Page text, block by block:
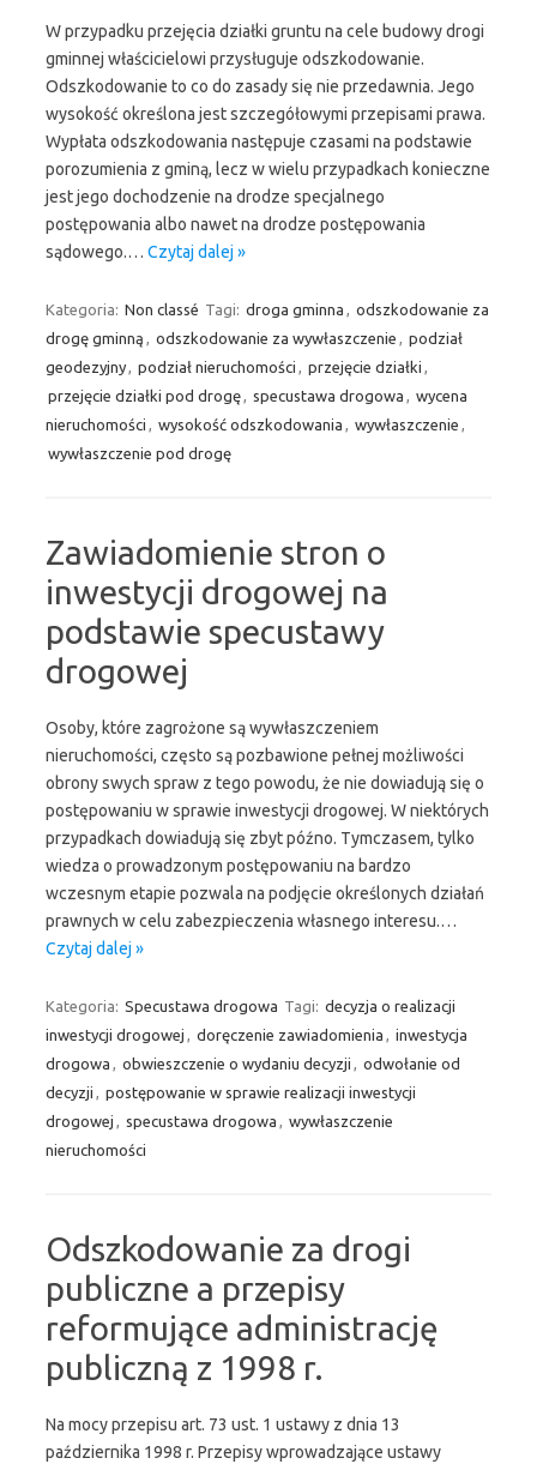
W przypadku przejęcia działki gruntu na cele budowy drogi
gminnej właścicielowi przysługuje odszkodowanie.
Odszkodowanie to co do zasady się nie przedawnia. Jego
wysokość określona jest szczegółowymi przepisami prawa.
Wypłata odszkodowania następuje czasami na podstawie
porozumienia z gminą, lecz w wielu przypadkach konieczne
jest jego dochodzenie na drodze specjalnego
postępowania albo nawet na drodze postępowania
sądowego.… Czytaj dalej »
Kategoria: Non classé Tagi: droga gminna , odszkodowanie za
drogę gminną , odszkodowanie za wywłaszczenie , podział
geodezyjny, podział nieruchomości , przejęcie działki ,
przejęcie działki pod drogę, specustawa drogowa , wycena
nieruchomości , wysokość odszkodowania , wywłaszczenie ,
wywłaszczenie pod drogę
Zawiadomienie stron o
inwestycji drogowej na
podstawie specustawy
drogowej
Osoby, które zagrożone są wywłaszczeniem
nieruchomości, często są pozbawione pełnej możliwości
obrony swych spraw z tego powodu, że nie dowiadują się o
postępowaniu w sprawie inwestycji drogowej. W niektórych
przypadkach dowiadują się zbyt późno. Tymczasem, tylko
wiedza o prowadzonym postępowaniu na bardzo
wczesnym etapie pozwala na podjęcie określonych działań
prawnych w celu zabezpieczenia własnego interesu.…
Czytaj dalej »
Kategoria: Specustawa drogowa Tagi: decyzja o realizacji
inwestycji drogowej , doręczenie zawiadomienia , inwestycja
drogowa , obwieszczenie o wydaniu decyzji , odwołanie od
decyzji , postępowanie w sprawie realizacji inwestycji
drogowej , specustawa drogowa , wywłaszczenie
nieruchomości
Odszkodowanie za drogi
publiczne a przepisy
reformujące administrację
publiczną z 1998 r.
Na mocy przepisu art. 73 ust. 1 ustawy z dnia 13
października 1998 r. Przepisy wprowadzające ustawy